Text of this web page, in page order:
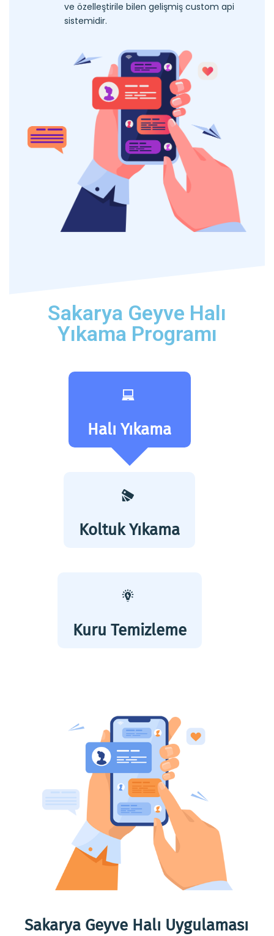
ve özelleştirile bilen gelişmiş custom api
sistemidir.
Sakarya Geyve Halı
Yıkama Programı
Halı Yıkama
Koltuk Yıkama
Kuru Temizleme
Sakarya Geyve Halı Uygulaması